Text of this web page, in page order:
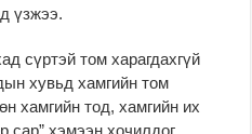
үзжээ.
сүртэй том харагдахгүй
хувьд хамгийн том
хамгийн тод, хамгийн их
сар” хэмээн хочилдог